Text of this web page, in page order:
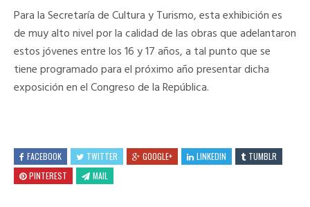
Para la Secretaría de Cultura y Turismo, esta exhibición es
de muy alto nivel por la calidad de las obras que adelantaron
estos jóvenes entre los 16 y 17 años, a tal punto que se
tiene programado para el próximo año presentar dicha
exposición en el Congreso de la República.
FACEBOOK TWITTER GOOGLE+ LINKEDIN
TUMBLR
PINTEREST
MAIL